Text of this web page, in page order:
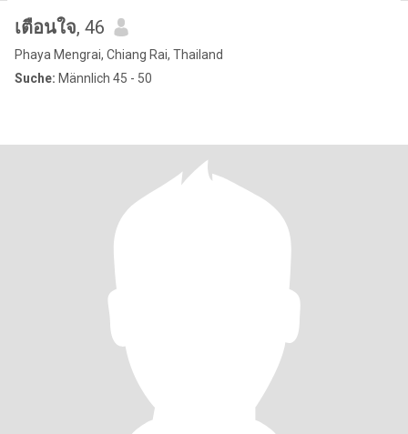
เตือนใจ, 46
Phaya Mengrai, Chiang Rai, Thailand
Suche: Männlich 45 - 50